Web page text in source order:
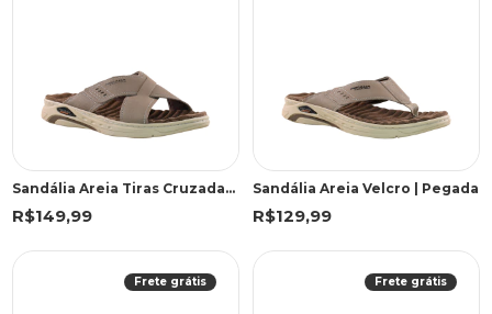
Sandália Areia Tiras Cruzadas | Pegada
R$149,99
Sandália Areia Velcro | Pegada
R$129,99
Frete grátis Frete grátis